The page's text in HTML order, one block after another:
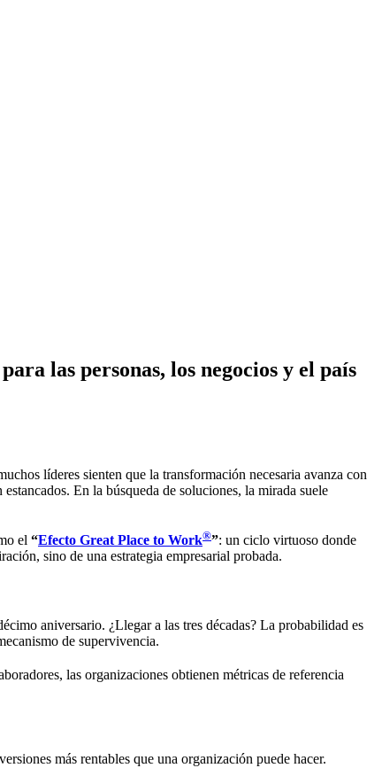
las personas, los negocios y el país
líderes sienten que la transformación necesaria avanza con
En la búsqueda de soluciones, la mirada suele
el “Efecto Great Place to Work®”: un ciclo virtuoso donde
sino de una estrategia empresarial probada.
aniversario. ¿Llegar a las tres décadas? La probabilidad es
de supervivencia.
las organizaciones obtienen métricas de referencia
más rentables que una organización puede hacer.